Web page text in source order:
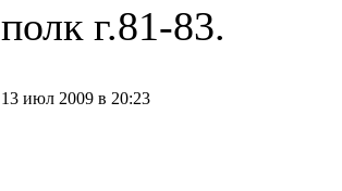
полк г.81-83.
13 июл 2009 в 20:23